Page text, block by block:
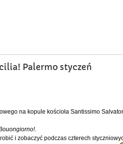
Palermo styczeń
na kopule kościoła Santissimo
.
i zobaczyć podczas czterech